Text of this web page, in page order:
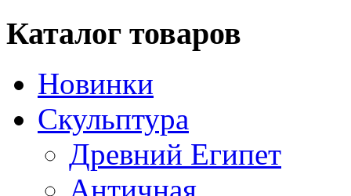
Каталог товаров
Новинки
Скульптура
Древний Египет